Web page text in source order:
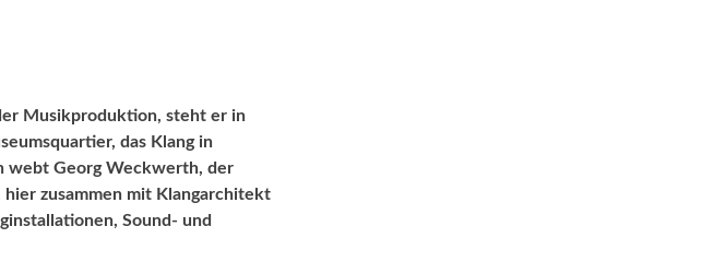
Musikproduktion, steht er in
das Klang in
webt Georg Weckwerth, der
zusammen mit Klangarchitekt
Sound- und